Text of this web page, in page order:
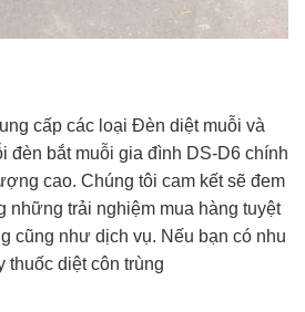
cấp các loại Đèn diệt muỗi và
đèn bắt muỗi gia đình DS-D6 chính
cao. Chúng tôi cam kết sẽ đem
những trải nghiệm mua hàng tuyệt
cũng như dịch vụ. Nếu bạn có nhu
thuốc diệt côn trùng